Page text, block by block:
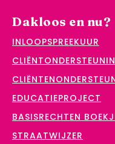
Dakloos en nu?
INLOOPSPREEKUUR
EDUCATIEPROJECT
BASISRECHTEN
STRAATWIJZER